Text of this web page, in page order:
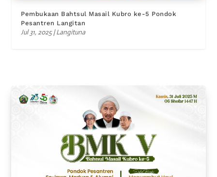
Pembukaan Bahtsul Masail Kubro ke-5 Pondok
Pesantren Langitan
Jul 31, 2025|Langituna